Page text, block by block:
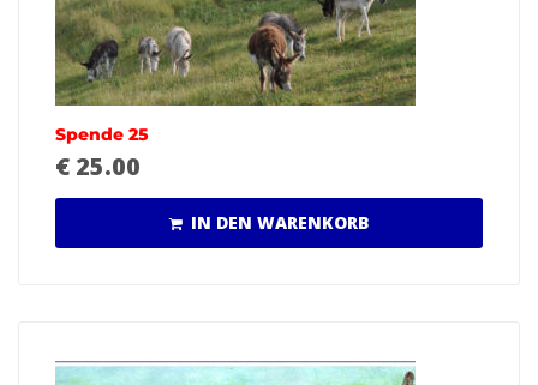
Spende 25
€ 25.00
IN DEN WARENKORB